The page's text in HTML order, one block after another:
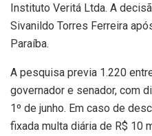
Instituto Veritá Ltda. A
Sivanildo Torres Ferreira
Paraíba.
A pesquisa previa 1.220
governador e senador, com
1º de junho. Em caso de
fixada multa diária de R$ 10